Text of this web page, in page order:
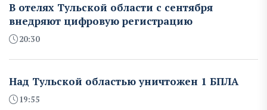
В отелях Тульской области с сентября
внедряют цифровую регистрацию
20:30
Над Тульской областью уничтожен 1 БПЛА
19:55